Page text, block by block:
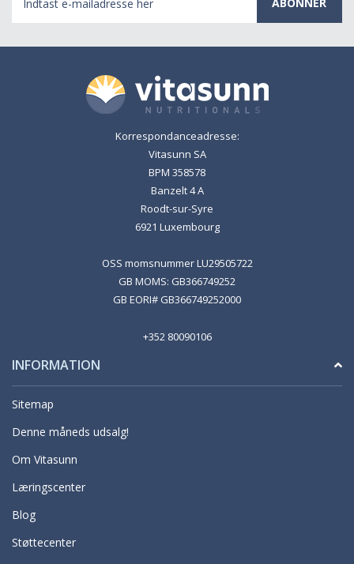
mail-
adresse
Korrespondanceadresse:
Vitasunn SA
BPM 358578
Banzelt 4 A
Roodt-sur-Syre
6921 Luxembourg
OSS momsnummer LU29505722
GB MOMS: GB366749252
GB EORI# GB366749252000
+352 80090106
INFORMATION
Sitemap
Denne måneds udsalg!
Om Vitasunn
Læringscenter
Blog
Støttecenter